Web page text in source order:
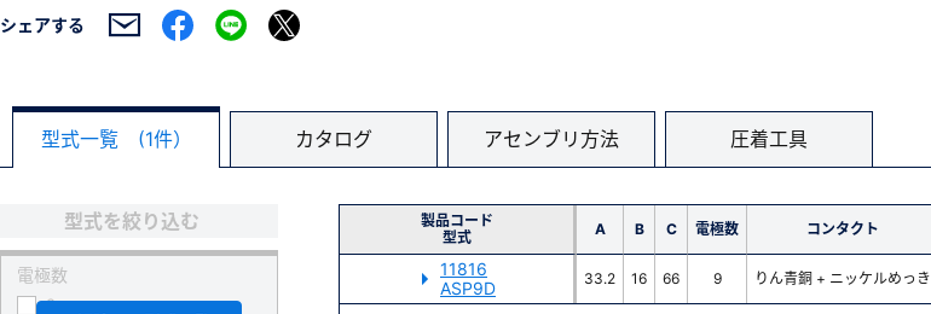
シェアする
型式一覧 (1件） カタログ アセンブリ方法 圧着工具
製品コード
型式
A B C 電極数 コンタクト
11816
ASP9D
33.2 16 66 9 りん青銅 + ニッケルめっき
型式を絞り込む
電極数
9